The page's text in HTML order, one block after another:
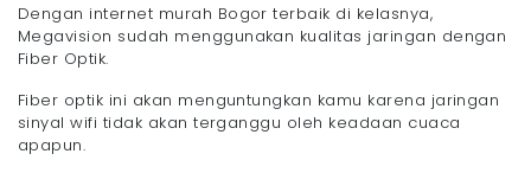
Dengan internet murah Bogor terbaik di kelasnya,
Megavision sudah menggunakan kualitas jaringan dengan
Fiber Optik.
Fiber optik ini akan menguntungkan kamu karena jaringan
sinyal wifi tidak akan terganggu oleh keadaan cuaca
apapun.